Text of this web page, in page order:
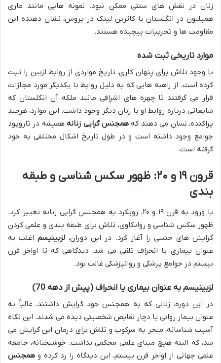
زنان در نقش های سنتی ممکن نبود. نمونه هایی مانند ماری
همیلتون در انگلستان یا کاترین لینک در پروس، نشان دهنده این
مقاومت ها و تجربیات پیچیده هستند.
موارد تاریخی ثبت شده
با وجود تلاش برای پنهان کاری، تاریخ مواردی از روابط لزبین را ثبت
کرده است. از راهبه هایی که به دلیل روابط با یکدیگر مورد مجازات
قرار می گرفتند تا چهره های اشرافی مانند ملکه آن انگلستان که
شایعاتی درباره روابط او با زنان دیگر وجود داشت. این موارد، هرچند
پراکنده، نشان می دهند که همجنس گرایی زنانه همیشه در تاروپود
جوامع وجود داشته است و در طول تاریخ اشکال مختلفی به خود
گرفته است.
قرون ۱۹ و ۲۰: ظهور سکس شناسی و طبقه
بندی
با ورود به قرن ۱۹ و ۲۰، رویکرد به همجنس گرایی زنانه تغییر کرد.
ظهور سکس شناسی و روانکاوی، تلاش برای طبقه بندی و علمی کردن
گرایش های جنسی را آغاز کرد. در این دوران، لزبینیسماغلب به
عنوان بیماری یا انحراف تلقی می شد، دیدگاهی که تا اواخر قرن
بیستم در جوامع پزشکی و روانپزشکی غالب بود.
لزبینیسم به عنوان بیماری یا انحراف (پیش از دهه 70)
در این دوره، زنانی که به همجنس خود گرایش داشتند، غالباً به
عنوان بیمار روانی یا دچار نقایص شخصیتی دیده می شدند. این نگاه
آسیب شناسانه، منجر به سرکوب و تلاش برای درمان این گرایش می
شد، که البته هیچ مبنای علمی محکمی نداشت. خوشبختانه، جامعه
علمی جهانی از اواخر قرن بیستم، این دیدگاه را رد کرده و همجنس